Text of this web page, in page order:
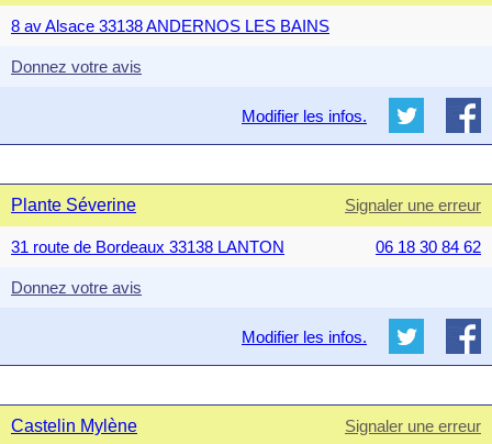
8 av Alsace 33138 ANDERNOS LES BAINS
Donnez votre avis
Modifier les infos.
Plante Séverine Signaler une erreur
31 route de Bordeaux 33138 LANTON 06 18 30 84 62
Donnez votre avis
Modifier les infos.
Castelin Mylène Signaler une erreur